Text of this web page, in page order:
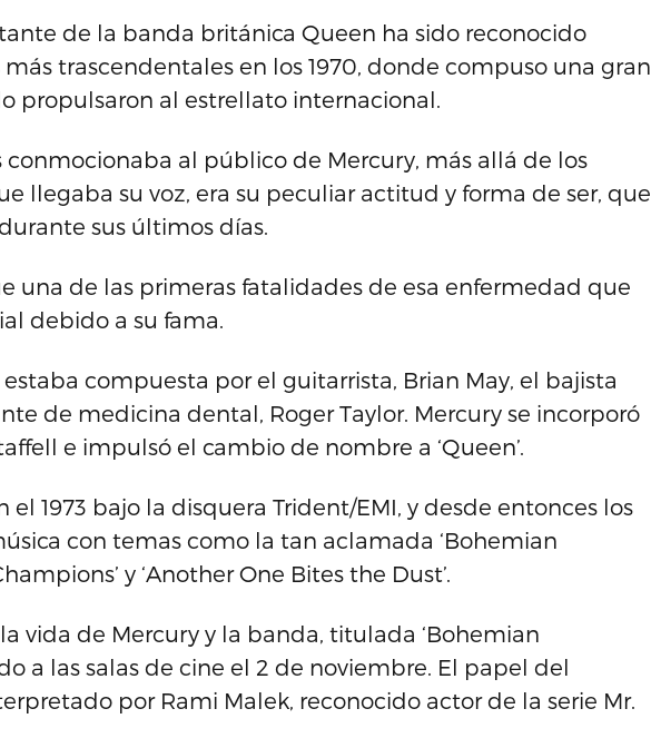
de la banda británica Queen ha sido reconocido
trascendentales en los 1970, donde compuso una gran
propulsaron al estrellato internacional.
conmocionaba al público de Mercury, más allá de los
llegaba su voz, era su peculiar actitud y forma de ser, que
sus últimos días.
una de las primeras fatalidades de esa enfermedad que
debido a su fama.
compuesta por el guitarrista, Brian May, el bajista
de medicina dental, Roger Taylor. Mercury se incorporó
e impulsó el cambio de nombre a ‘Queen’.
1973 bajo la disquera Trident/EMI, y desde entonces los
con temas como la tan aclamada ‘Bohemian
y ‘Another One Bites the Dust’.
vida de Mercury y la banda, titulada ‘Bohemian
a las salas de cine el 2 de noviembre. El papel del
por Rami Malek, reconocido actor de la serie Mr.